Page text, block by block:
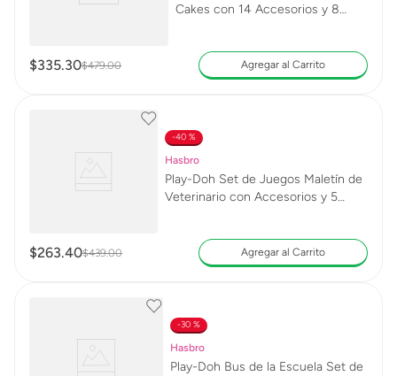
Cakes con 14 Accesorios y 8
$335.30$479.00 Agregar al Carrito
40 %
Hasbro
Play-Doh Set de Juegos Maletín de
Veterinario con Accesorios y 5
$263.40$439.00 Agregar al Carrito
30 %
Hasbro
Play-Doh Bus de la Escuela Set de